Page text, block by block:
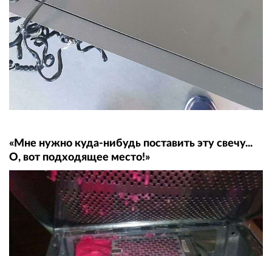
«Мне нужно куда-нибудь поставить эту свечу...
О, вот подходящее место!»